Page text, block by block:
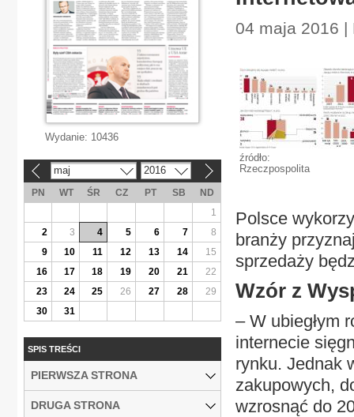
04 maja 2016 |
źródło:
Rzeczpospolita
Polsce
branży
sprzedaży
Wzór z
– W ubiegłym
internecie
rynku. Jednak
zakupowych,
wzrosnąć do
Wydanie: 10436
maj 2016
PN WT ŚR CZ PT SB
ND
1
2
3 4 5 6 7
8
9
10 11 12 13 14
15
16
17 18 19 20 21
22
23
24 25 26 27 28
29
30
31
SPIS TREŚCI
PIERWSZA STRONA
DRUGA STRONA